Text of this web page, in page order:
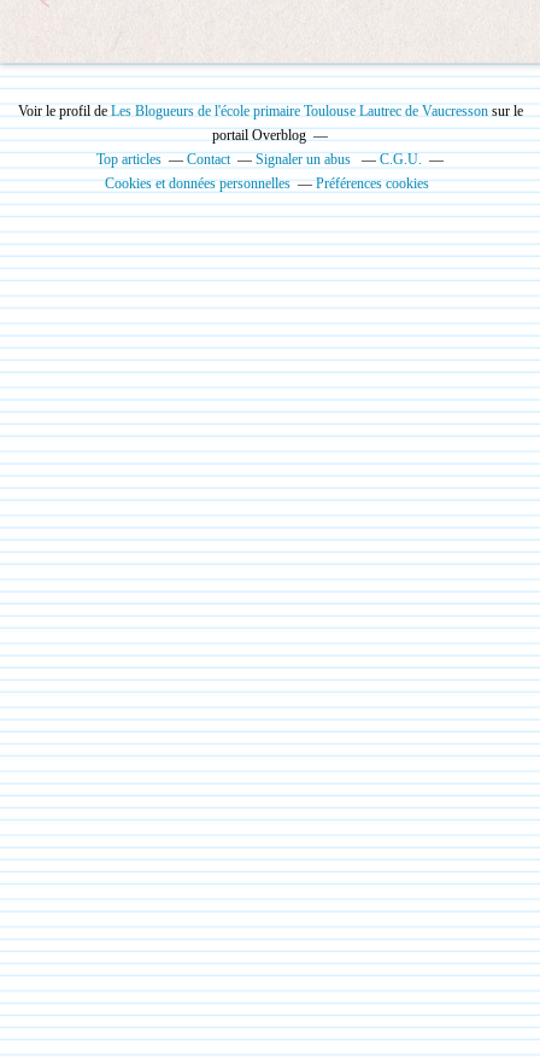
Voir le profil de Les Blogueurs de l'école primaire Toulouse Lautrec de Vaucressonsur le
portail Overblog
Top articles
Contact Signaler un abus
C.G.U.
Cookies et données personnelles
Préférences cookies